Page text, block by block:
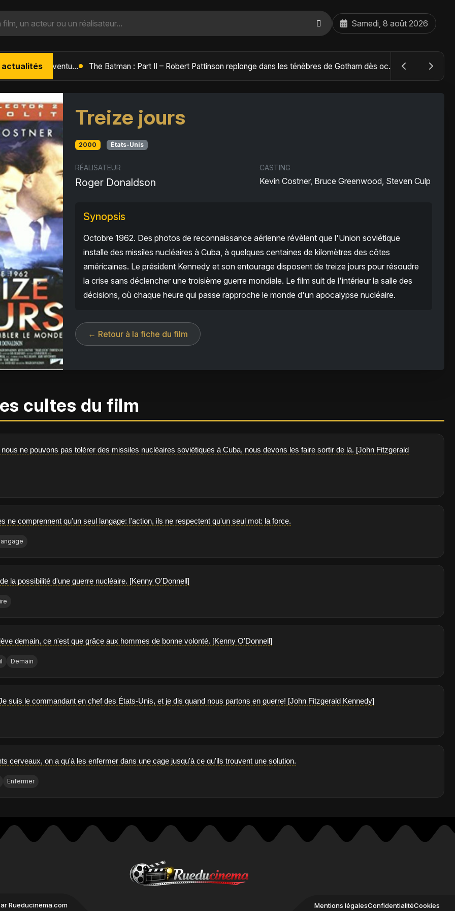
Samedi, 8 août 2026
actualités L'Âge de Glace : Le Réveil du Volcan – Manny, Sid et Diego de retour pour une aventure explosive The Batman : Part II – Robert Pattinson replonge dans les ténèbres de Gotham dès octobre 2027
Treize jours
2000 États-Unis
RÉALISATEUR
Roger Donaldson
CASTING
Kevin Costner, Bruce Greenwood, Steven Culp
Synopsis
Octobre 1962. Des photos de reconnaissance aérienne révèlent que l'Union soviétique
installe des missiles nucléaires à Cuba, à quelques centaines de kilomètres des côtes
américaines. Le président Kennedy et son entourage disposent de treize jours pour résoudre
la crise sans déclencher une troisième guerre mondiale. Le film suit de l'intérieur la salle des
décisions, où chaque heure qui passe rapproche le monde d'un apocalypse nucléaire.
← Retour à la fiche du film
cultes du film
ne pouvons pas tolérer des missiles nucléaires soviétiques à Cuba, nous devons les faire sortir de là. [John Fitzgerald
ne comprennent qu'un seul langage: l'action, ils ne respectent qu'un seul mot: la force.
la possibilité d'une guerre nucléaire. [Kenny O'Donnell]
demain, ce n'est que grâce aux hommes de bonne volonté. [Kenny O'Donnell]
Demain
suis le commandant en chef des États-Unis, et je dis quand nous partons en guerre! [John Fitzgerald Kennedy]
cerveaux, on a qu'à les enfermer dans une cage jusqu'à ce qu'ils trouvent une solution.
Enfermer
Rueducinema.com Mentions légalesConfidentialitéCookies